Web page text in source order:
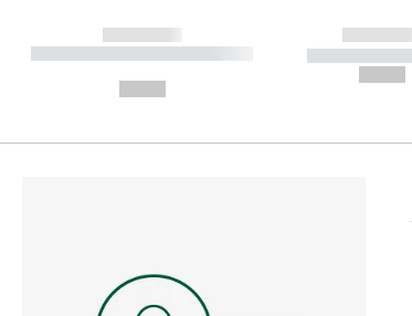
------------
----------- ----------- ----------
------------
-----------